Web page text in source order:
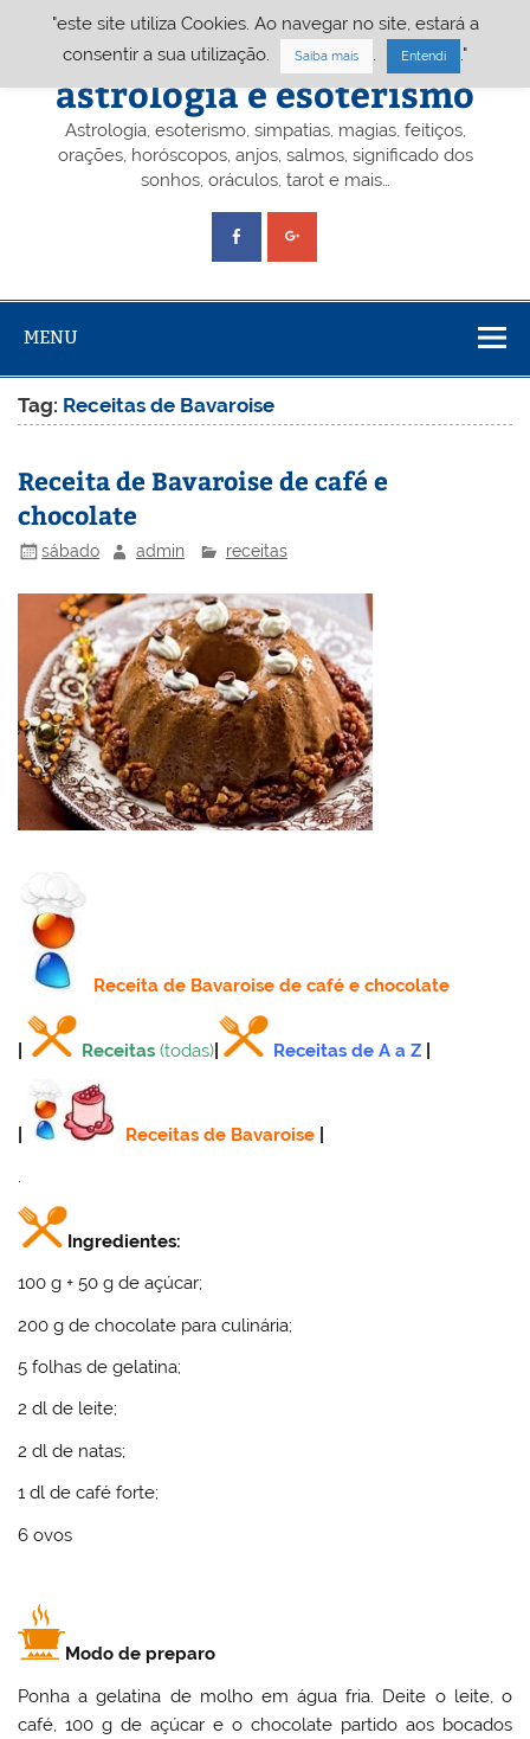
Portal A&E – Portal
astrologia e esoterismo
Astrologia, esoterismo, simpatias, magias, feitiços,
orações, horóscopos, anjos, salmos, significado dos
sonhos, oráculos, tarot e mais…
MENU
Tag: Receitas de Bavaroise
Receita de Bavaroise de café e
chocolate
sábado admin receitas
Receitade Bavaroise de café e chocolate
Receitas (todas) Receitas de A a Z
Receitas de Bavaroise
.
Ingredientes:
100 g + 50 g de açúcar;
200 g de chocolate para culinária;
5 folhas de gelatina;
2 dl de leite;
2 dl de natas;
1 dl de café forte;
6 ovos
Modo de preparo
Ponha a gelatina de molho em água fria. Deite o leite, o
café, 100 g de açúcar e o chocolate partido aos bocados
"este site utiliza Cookies. Ao navegar no site, estará a
consentir a sua utilização.
Saiba mais Entendi ."